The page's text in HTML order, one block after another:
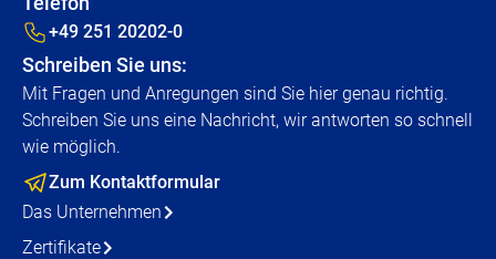
+49 251 20202-0
Schreiben Sie uns:
Mit Fragen und Anregungen sind Sie hier genau richtig.
Schreiben Sie uns eine Nachricht, wir antworten so schnell
wie möglich.
Zum Kontaktformular
Das Unternehmen
Zertifikate